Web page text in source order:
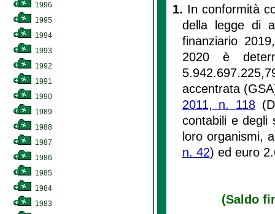
1996
1995
1994
1993
1992
1991
1990
1989
1988
1987
1986
1985
1984
1983
1. In conformità
della legge di
finanziario
2020 è
accentrata
2011, n. 118
contabili e degli
loro organismi,
n. 42) ed euro
(Saldo